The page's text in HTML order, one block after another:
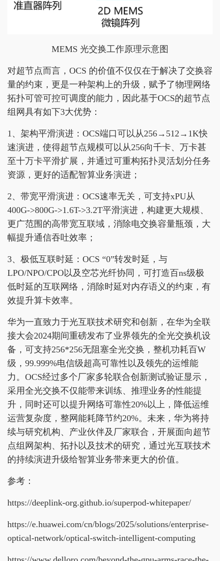
MEMS 光交换工作原理示意图
对超节点而言，OCS 的价值不仅仅在于解决了交换容
量的约束，更是一种架构上的升级，赋予了物理网络
拓扑可管可控可调度的能力，因此基于OCS的超节点
组网具有如下3大优势：
1、架构平滑演进：OCS端口可以从256→512→1K快
速演进，使得超节点规模可以从256向千卡、万卡甚
至十万卡平滑扩展，并通过可重构拓扑灵活划分任务
资源，更好的适配智算业务演进；
2、带宽平滑演进：OCS速率无关，可支持xPU从
400G->800G->1.6T->3.2T平滑演进，构建更大规模、
更广范围的高带宽互联域，消除电交换容量瓶颈，大
幅提升通信吞吐效率；
3、极低互联时延：OCS “0”转发时延，与
LPO/NPO/CPO以及空芯光纤协同，可打造百ns级极
低时延的互联网络，消除时延对内存语义的约束，有
效提升算卡效率。
华为一直致力于光互联技术研究和创新，在华为全联
接大会2024期间重磅发布了业界领先的全光交换机设
备，可支持256*256无阻塞全光交换，整机功耗百W
级，99.999%电信级超高可靠性以及领先的运维能
力。OCS经过多个厂家多轮联合创新测试验证显示，
采用全光交换不仅能带来训练、推理业务的性能提
升，同时还可以提升网络可靠性20%以上，降低运维
运营复杂度，整网能耗降节约20%。未来，华为将持
续与研究机构、产业伙伴及厂家联合，开展面向超节
点组网架构、拓扑以及技术的研究，通过光互联技术
的持续演进升级给智算业务带来更大的价值。
参考：
https://deeplink-org.github.io/superpod-whitepaper/
https://e.huawei.com/cn/blogs/2025/solutions/enterprise-
optical-network/optical-switch-intelligent-computing